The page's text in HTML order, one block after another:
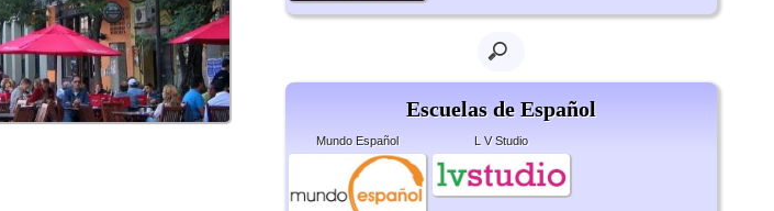
Escuelas de Español
Mundo Español L V Studio